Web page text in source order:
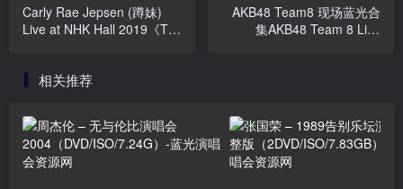
Carly Rae Jepsen (蹲妹)
Live at NHK Hall 2019《TS
AKB48 Team8 现场蓝光合
集AKB48 Team 8 Live
相关推荐